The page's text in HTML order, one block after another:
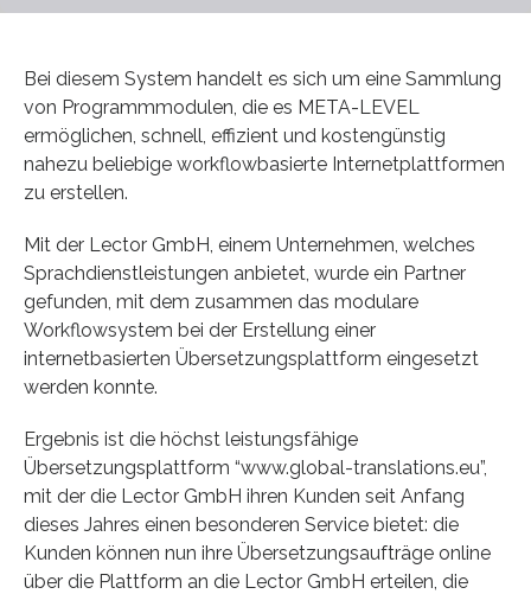
Bei diesem System handelt es sich um eine Sammlung
von Programmmodulen, die es META-LEVEL
ermöglichen, schnell, effizient und kostengünstig
nahezu beliebige workflowbasierte Internetplattformen
zu erstellen.
Mit der Lector GmbH, einem Unternehmen, welches
Sprachdienstleistungen anbietet, wurde ein Partner
gefunden, mit dem zusammen das modulare
Workflowsystem bei der Erstellung einer
internetbasierten Übersetzungsplattform eingesetzt
werden konnte.
Ergebnis ist die höchst leistungsfähige
Übersetzungsplattform “www.global-translations.eu”,
mit der die Lector GmbH ihren Kunden seit Anfang
dieses Jahres einen besonderen Service bietet: die
Kunden können nun ihre Übersetzungsaufträge online
über die Plattform an die Lector GmbH erteilen, die